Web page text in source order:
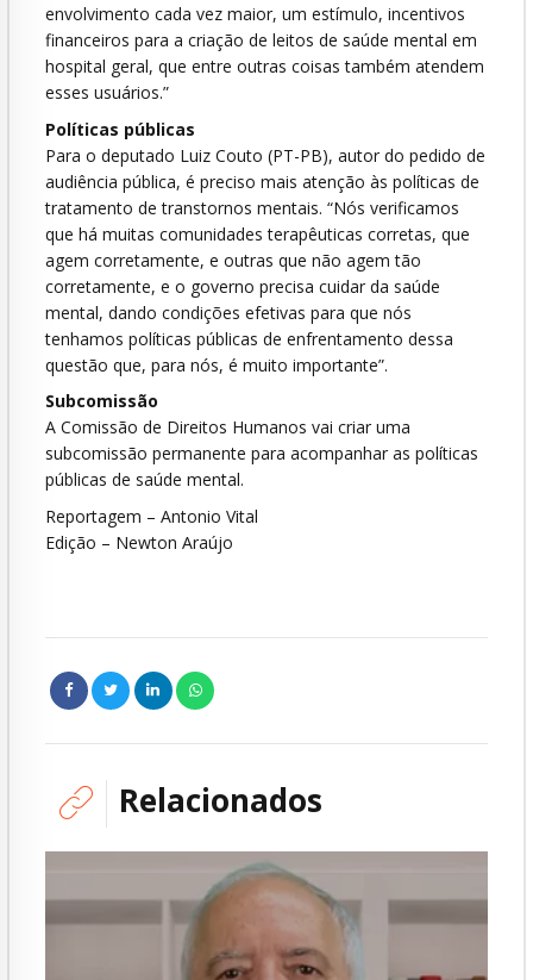
envolvimento cada vez maior, um estímulo, incentivos
financeiros para a criação de leitos de saúde mental em
hospital geral, que entre outras coisas também atendem
esses usuários.”
Políticas públicas
Para o deputado Luiz Couto (PT-PB), autor do pedido de
audiência pública, é preciso mais atenção às políticas de
tratamento de transtornos mentais. “Nós verificamos
que há muitas comunidades terapêuticas corretas, que
agem corretamente, e outras que não agem tão
corretamente, e o governo precisa cuidar da saúde
mental, dando condições efetivas para que nós
tenhamos políticas públicas de enfrentamento dessa
questão que, para nós, é muito importante”.
Subcomissão
A Comissão de Direitos Humanos vai criar uma
subcomissão permanente para acompanhar as políticas
públicas de saúde mental.
Reportagem – Antonio Vital
Edição – Newton Araújo
Relacionados